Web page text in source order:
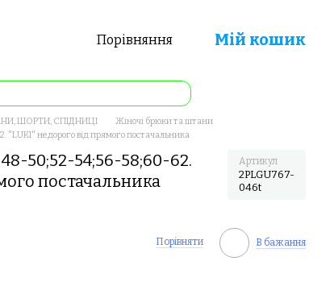
Порівняння Мій кошик
ШОРТИ, СПІДНИЦІ
Жіночі брюки та штани
недорого від прямого постачальника
50;52-54;56-58;60-62.
постачальника
Артикул
2PLGU767-
046t
Порівняти В бажання